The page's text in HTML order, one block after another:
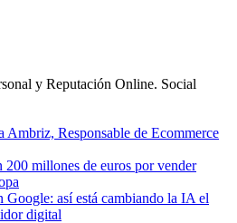
y Reputación Online. Social
Responsable de Ecommerce
millones de euros por vender
Google: así está cambiando la IA el
digital